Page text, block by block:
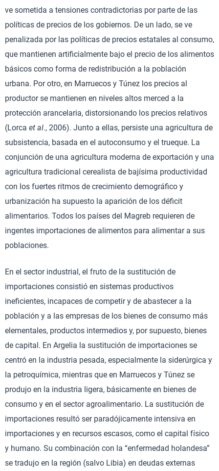
ve sometida a tensiones contradictorias por parte de las
políticas de precios de los gobiernos. De un lado, se ve
penalizada por las políticas de precios estatales al consumo,
que mantienen artificialmente bajo el precio de los alimentos
básicos como forma de redistribución a la población
urbana. Por otro, en Marruecos y Túnez los precios al
productor se mantienen en niveles altos merced a la
protección arancelaria, distorsionando los precios relativos
(Lorca et al., 2006). Junto a ellas, persiste una agricultura de
subsistencia, basada en el autoconsumo y el trueque. La
conjunción de una agricultura moderna de exportación y una
agricultura tradicional cerealista de bajísima productividad
con los fuertes ritmos de crecimiento demográfico y
urbanización ha supuesto la aparición de los déficit
alimentarios. Todos los países del Magreb requieren de
ingentes importaciones de alimentos para alimentar a sus
poblaciones.
En el sector industrial, el fruto de la sustitución de
importaciones consistió en sistemas productivos
ineficientes, incapaces de competir y de abastecer a la
población y a las empresas de los bienes de consumo más
elementales, productos intermedios y, por supuesto, bienes
de capital. En Argelia la sustitución de importaciones se
centró en la industria pesada, especialmente la siderúrgica y
la petroquímica, mientras que en Marruecos y Túnez se
produjo en la industria ligera, básicamente en bienes de
consumo y en el sector agroalimentario. La sustitución de
importaciones resultó ser paradójicamente intensiva en
importaciones y en recursos escasos, como el capital físico
y humano. Su combinación con la “enfermedad holandesa”
se tradujo en la región (salvo Libia) en deudas externas